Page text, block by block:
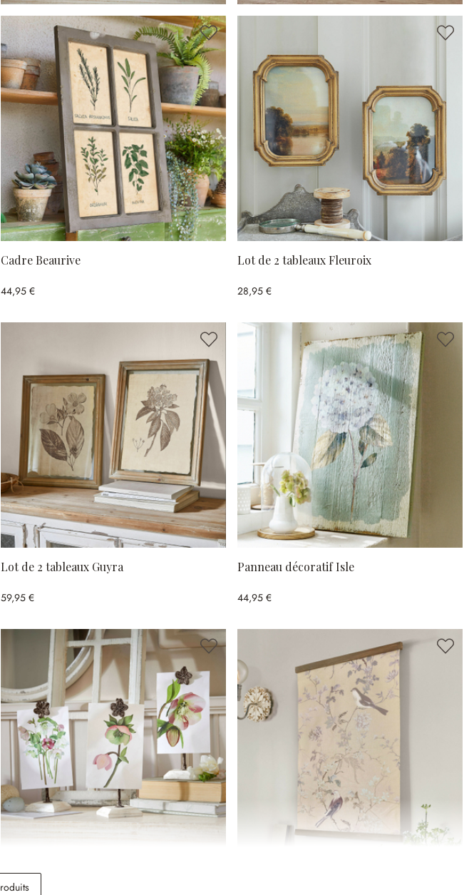
Cadre Beaurive
44,95 €
Lot de 2 tableaux Fleuroix
28,95 €
Lot de 2 tableaux Guyra
59,95 €
Panneau décoratif Isle
44,95 €
Lot de 3 images avec supports Serafinas